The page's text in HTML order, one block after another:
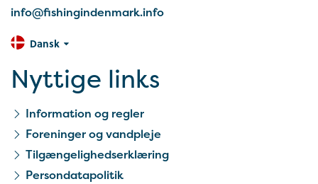
info@fishingindenmark.info
Dansk
Nyttige links
Information og regler
Foreninger og vandpleje
Tilgængelighedserklæring
Persondatapolitik